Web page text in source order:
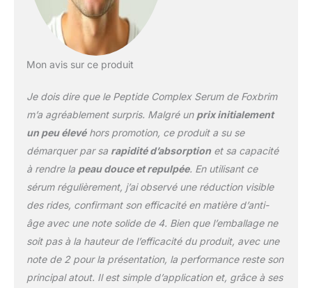
Mon avis sur ce produit
Je dois dire que le Peptide Complex Serum de Foxbrim
m’a agréablement surpris. Malgré un prix initialement
un peu élevéhors promotion, ce produit a su se
démarquer par sa rapidité d’absorptionet sa capacité
à rendre la peau douce et repulpée. En utilisant ce
sérum régulièrement, j’ai observé une réduction visible
des rides, confirmant son efficacité en matière d’anti-
âge avec une note solide de 4. Bien que l’emballage ne
soit pas à la hauteur de l’efficacité du produit, avec une
note de 2 pour la présentation, la performance reste son
principal atout. Il est simple d’application et, grâce à ses